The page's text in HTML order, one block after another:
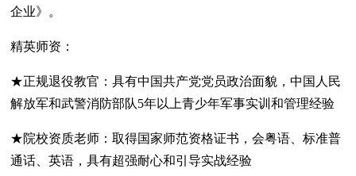
企业》。
精英师资：
★正规退役教官：具有中国共产党党员政治面貌，中国人民
解放军和武警消防部队5年以上青少年军事实训和管理经验
★院校资质老师：取得国家师范资格证书，会粤语、标准普
通话、英语，具有超强耐心和引导实战经验